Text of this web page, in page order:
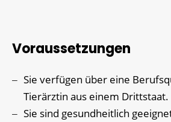
Voraussetzungen
Sie verfügen über eine
Tierärztin aus einem Drittstaat.
Sie sind gesundheitlich